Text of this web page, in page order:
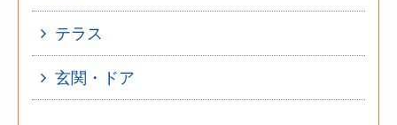
テラス
玄関・ドア